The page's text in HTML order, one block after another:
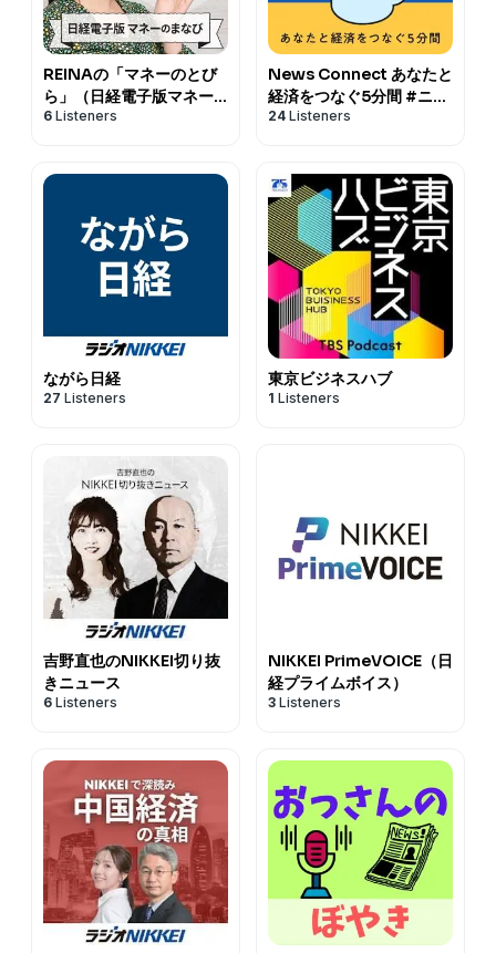
いくことの重要さを痛感した。オフショア香港でヘッジフ
ァンドを立ち上げる寸前に挫折も味わう。日々積立投資の
研究と実践を続けている。
REINAの「マネーのとび
ら」（日経電子版マネー
のまなび）
6 Listeners
News Connect あなたと
経済をつなぐ5分間 #ニュ
ースコネクト
24 Listeners
ながら日経
27 Listeners
東京ビジネスハブ
1 Listeners
吉野直也のNIKKEI切り抜
きニュース
6 Listeners
NIKKEI PrimeVOICE（日
経プライムボイス）
3 Listeners